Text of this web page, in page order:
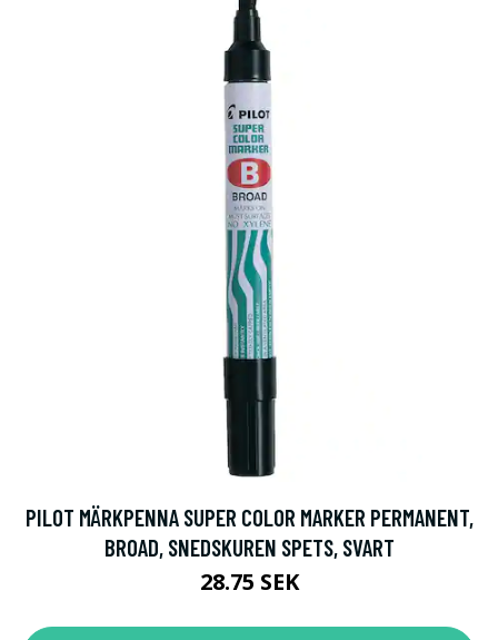
PILOT MÄRKPENNA SUPER COLOR MARKER PERMANENT,
BROAD, SNEDSKUREN SPETS, SVART
28.75 SEK